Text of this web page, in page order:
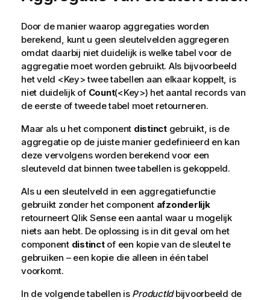
Door de manier waarop aggregaties worden
berekend, kunt u geen sleutelvelden aggregeren
omdat daarbij niet duidelijk is welke tabel voor de
aggregatie moet worden gebruikt. Als bijvoorbeeld
het veld <Key> twee tabellen aan elkaar koppelt, is
niet duidelijk of Count(<Key>) het aantal records van
de eerste of tweede tabel moet retourneren.
Maar als u het component distinctgebruikt, is de
aggregatie op de juiste manier gedefinieerd en kan
deze vervolgens worden berekend voor een
sleuteveld dat binnen twee tabellen is gekoppeld.
Als u een sleutelveld in een aggregatiefunctie
gebruikt zonder het component afzonderlijk
retourneert Qlik Senseeen aantal waar u mogelijk
niets aan hebt. De oplossing is in dit geval om het
component distinctof een kopie van de sleutel te
gebruiken – een kopie die alleen in één tabel
voorkomt.
In de volgende tabellen is ProductIdbijvoorbeeld de